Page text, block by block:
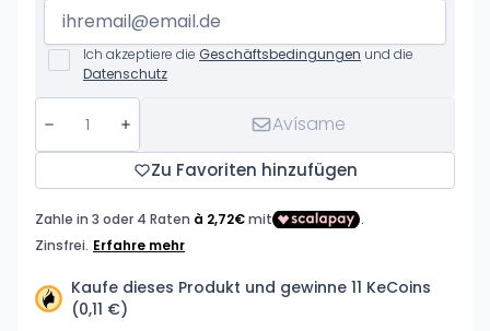
Ich akzeptiere die Geschäftsbedingungen und die
Datenschutz
Avísame
Zu Favoriten hinzufügen
Kaufe dieses Produkt und gewinne 11 KeCoins
(0,11 €)